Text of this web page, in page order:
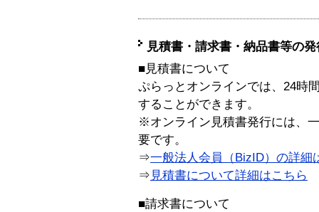
見積書・請求書・納品書等の
■見積書について
ぷらっとオンラインでは、24時
することができます。
※オンライン見積書発行には、
要です。
⇒一般法人会員（BizID）の詳細
⇒ 見積書について詳細はこちら
■請求書について